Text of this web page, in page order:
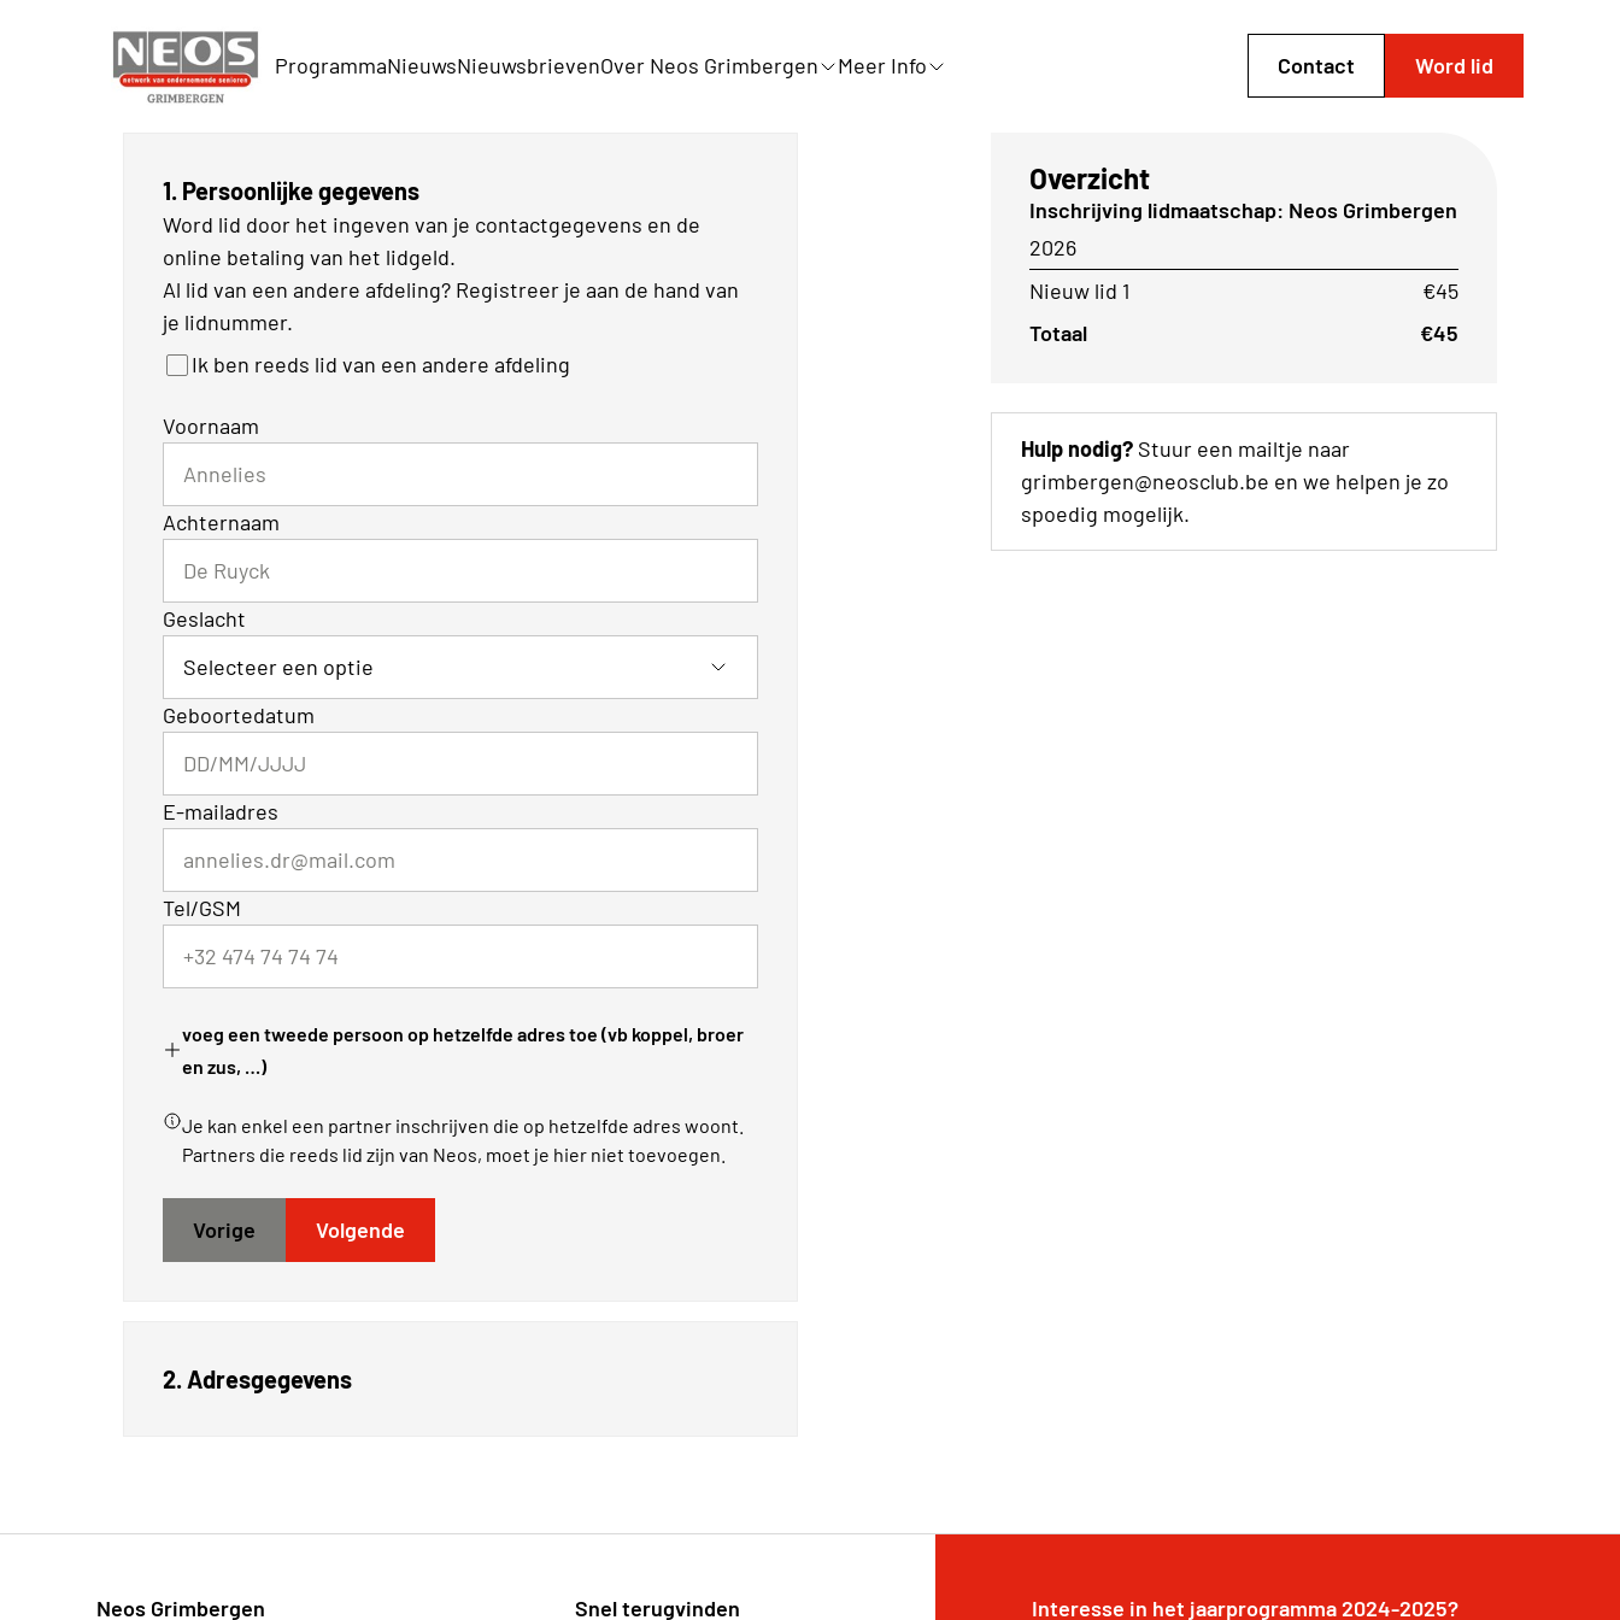
ProgrammaNieuwsNieuwsbrievenOver Neos Grimbergen Meer Info Contact Word lid
1. Persoonlijke gegevens
Word lid door het ingeven van je contactgegevens en de
online betaling van het lidgeld.
Al lid van een andere afdeling? Registreer je aan de hand van
je lidnummer.
Ik ben reeds lid van een andere afdeling
Voornaam
Achternaam
Geslacht
Geboortedatum
E-mailadres
Tel/GSM
voeg een tweede persoon op hetzelfde adres toe (vb koppel, broer
en zus, …)
Je kan enkel een partner inschrijven die op hetzelfde adres woont.
Partners die reeds lid zijn van Neos, moet je hier niet toevoegen.
Vorige Volgende
2. Adresgegevens
Overzicht
Inschrijving lidmaatschap: Neos Grimbergen
2026
Nieuw lid 1
€45
Totaal
€45
Hulp nodig? Stuur een mailtje naar
grimbergen@neosclub.be en we helpen je zo
spoedig mogelijk.
Neos Grimbergen Snel terugvinden Interesse in het jaarprogramma 2024-2025?